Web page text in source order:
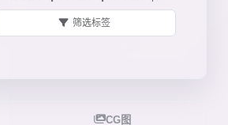
主角特质 主角性别 主题 ADV
筛选标签
CG图